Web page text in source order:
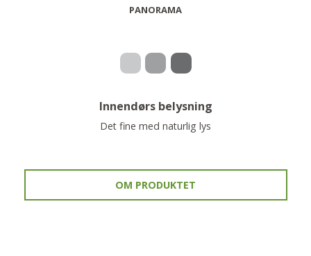
PANORAMA
Innendørs belysning
Det fine med naturlig lys
OM PRODUKTET